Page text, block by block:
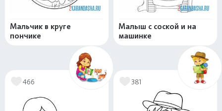
Мальчик в круге
пончике
Малыш с соской и на
машинке
466 381